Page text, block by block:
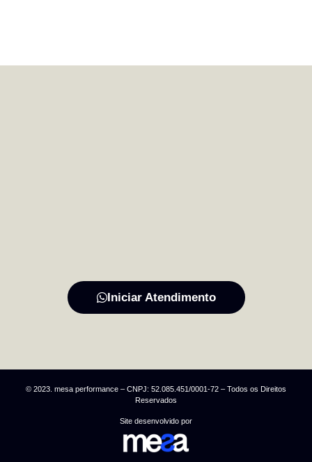
Iniciar Atendimento
© 2023. mesa performance – CNPJ: 52.085.451/0001-72 – Todos os Direitos
Reservados
Site desenvolvido por